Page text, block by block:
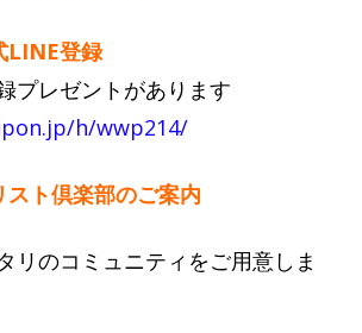
LINE登録
プレゼントがあります
h/wwp214/
ト倶楽部のご案内
リのコミュニティをご用意しま